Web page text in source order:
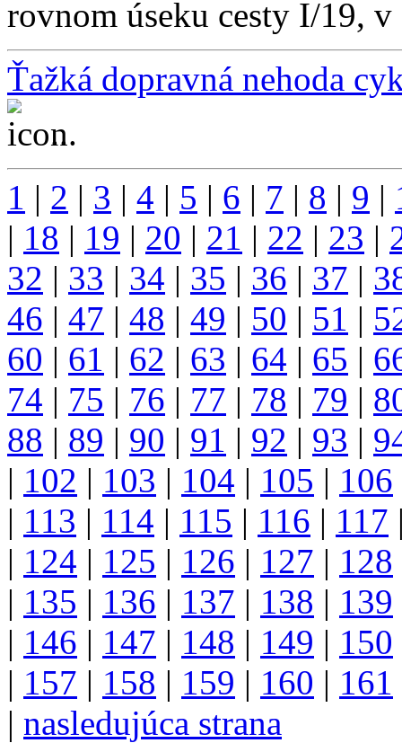
rovnom úseku cesty I/19, v
Ťažká dopravná nehoda
...
1 | 2 | 3 | 4 | 5 | 6 | 7 | 8 | 9 |
| 18 | 19 | 20 | 21 | 22 | 23 |
32 | 33 | 34 | 35 | 36 | 37 |
46 | 47 | 48 | 49 | 50 | 51 |
60 | 61 | 62 | 63 | 64 | 65 |
74 | 75 | 76 | 77 | 78 | 79 |
88 | 89 | 90 | 91 | 92 | 93 |
| 102 | 103 | 104 | 105 | 106
| 113 | 114 | 115 | 116 | 117
| 124 | 125 | 126 | 127 | 128
| 135 | 136 | 137 | 138 | 139
| 146 | 147 | 148 | 149 | 150
| 157 | 158 | 159 | 160 | 161
| nasledujúca strana